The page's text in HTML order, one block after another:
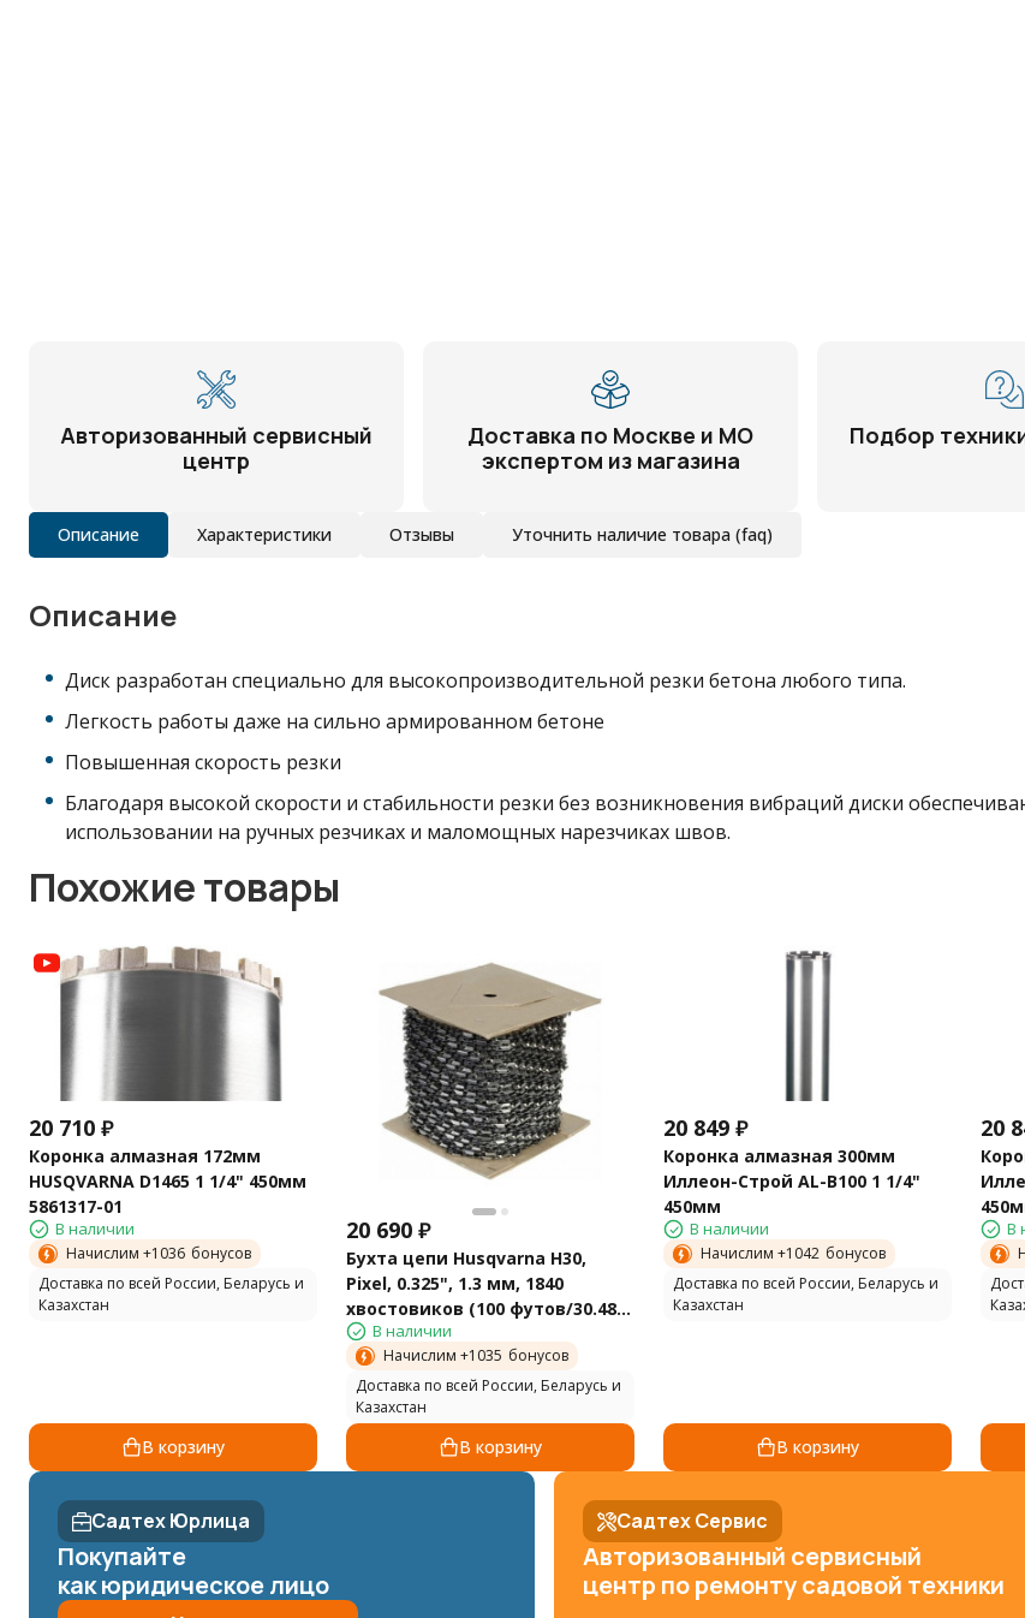
Авторизованный сервисный
центр
Доставка по Москве и МО
экспертом из магазина
Подбор
Описание Характеристики Отзывы Уточнить наличие товара (faq)
Описание
Диск разработан специально для высокопроизводительной резки бетона любого типа.
Легкость работы даже на сильно армированном бетоне
Повышенная скорость резки
Благодаря высокой скорости и стабильности резки без возникновения вибраций диски
использовании на ручных резчиках и маломощных нарезчиках швов.
Похожие товары
20 710 ₽
Коронка алмазная 172мм
HUSQVARNA D1465 1 1/4" 450мм
5861317-01
В наличии
Начислим +1036 бонусов
Доставка по всей России, Беларусь и
Казахстан
В корзину
20 690 ₽
Бухта цепи Husqvarna H30,
Pixel, 0.325", 1.3 мм, 1840
хвостовиков (100 футов/30.48
м) В наличии
Начислим +1035 бонусов
Доставка по всей России, Беларусь и
Казахстан
В корзину
20 849 ₽
Коронка алмазная 300мм
Иллеон-Строй AL-B100 1 1/4"
450мм
В наличии
Начислим +1042 бонусов
Доставка по всей России, Беларусь и
Казахстан
В корзину
20
В
Садтех Юрлица
Покупайте
как юридическое лицо
Садтех Сервис
Авторизованный сервисный
центр по ремонту садовой техники